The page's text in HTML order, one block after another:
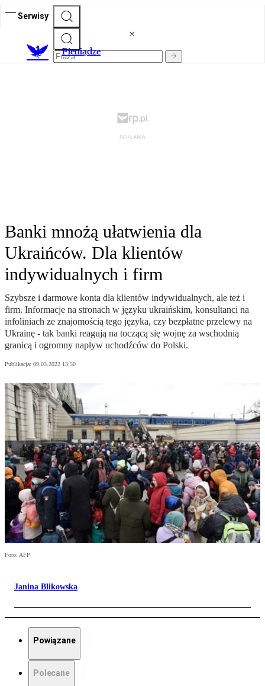
Serwisy
Pieniądze
Banki mnożą ułatwienia dla
Ukraińców. Dla klientów
indywidualnych i firm
Szybsze i darmowe konta dla klientów indywidualnych, ale też i
firm. Informacje na stronach w języku ukraińskim, konsultanci na
infoliniach ze znajomością tego języka, czy bezpłatne przelewy na
Ukrainę - tak banki reagują na toczącą się wojnę za wschodnią
granicą i ogromny napływ uchodźców do Polski.
Publikacja: 09.03.2022 13:50
Foto: AFP
Janina Blikowska
Powiązane
Polecane